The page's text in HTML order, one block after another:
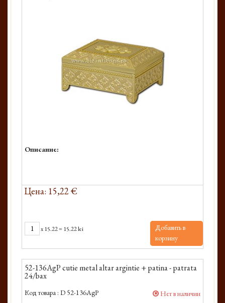
Описание:
Цена: 15,22 €
x15.22= 15.22 lei
Добавить в
корзину
52-136AgP cutie metal altar argintie + patina - patrata
24/bax
Код товара : D 52-136AgP Нет в наличии